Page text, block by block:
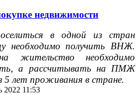
недвижимости
в одной из стран
необходимо получить ВНЖ.
жительство необходимо
а рассчитывать на ПМЖ
5 лет проживания в стране.
2022 11:53